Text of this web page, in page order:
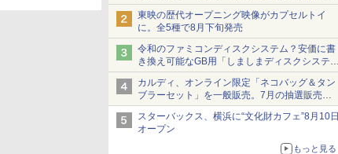
ショーツは1990円に
東映の歴代オープニング映像がカプセルトイ
に。全5種で8月下旬発売
令和のファミコンディスクシステム？安価に書
き換え可能なGB用「しましまディスクシステ
ム」
カルディ、オンライン限定「ネコバッグ＆タン
ブラーセット」を一般販売。7月の抽選販売の
当選無効分
スターバックス、横浜に“文化財カフェ”8月10日
オープン
もっと見る